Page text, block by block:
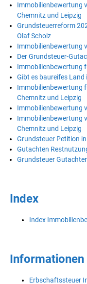
Immobilienbewertung
Chemnitz und Leipzig
Grundsteuerreform
Olaf Scholz
Immobilienbewertung
Der Grundsteuer-
Immobilienbewertung
Gibt es baureifes Land
Immobilienbewertung
Chemnitz und Leipzig
Immobilienbewertung
Immobilienbewertung
Chemnitz und Leipzig
Grundsteuer Petition
Gutachten
Grundsteuer
Index
Index
Erbschaftssteuer